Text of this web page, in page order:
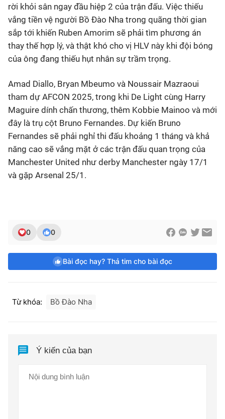
rời khỏi sân ngay đầu hiệp 2 của trận đấu. Việc thiếu
vắng tiền vệ người Bồ Đào Nha trong quãng thời gian
sắp tới khiến Ruben Amorim sẽ phải tìm phương án
thay thế hợp lý, và thật khó cho vị HLV này khi đội bóng
của ông đang thiếu hụt nhân sự trầm trọng.
Amad Diallo, Bryan Mbeumo và Noussair Mazraoui
tham dự AFCON 2025, trong khi De Light cùng Harry
Maguire dính chấn thương, thêm Kobbie Mainoo và mới
đây là trụ cột Bruno Fernandes. Dự kiến Bruno
Fernandes sẽ phải nghỉ thi đấu khoảng 1 tháng và khả
năng cao sẽ vắng mặt ở các trận đấu quan trọng của
Manchester United như derby Manchester ngày 17/1
và gặp Arsenal 25/1.
0 0
Bài đọc hay? Thả tim cho bài đọc
Từ khóa: Bồ Đào Nha
Ý kiến của bạn